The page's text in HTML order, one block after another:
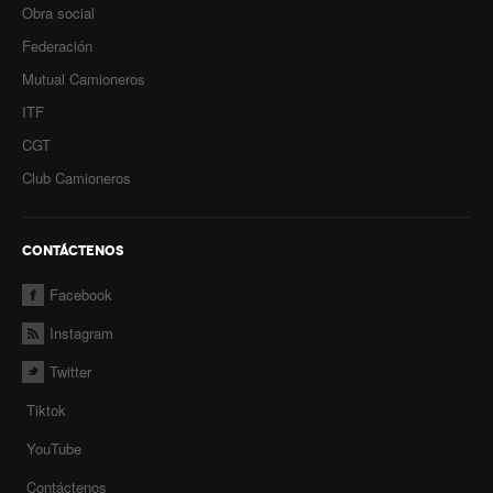
Prevención
Medicamentos
Formularios
Beneficios
Autorizaciones PMI
Autorizaciones
Reintegros
Requisitos fertilidad
Credencial digital OSCHOCA
Obra social
Federación
Mutual Camioneros
ITF
CGT
Club Camioneros
CONTÁCTENOS
Facebook
Instagram
Twitter
Tiktok
YouTube
Contáctenos